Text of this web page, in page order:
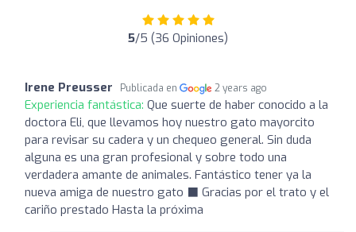
5/5 (36 Opiniones)
Irene Preusser Publicada en 2 years ago
Experiencia fantástica: Que suerte de haber conocido a la
doctora Eli, que llevamos hoy nuestro gato mayorcito
para revisar su cadera y un chequeo general. Sin duda
alguna es una gran profesional y sobre todo una
verdadera amante de animales. Fantástico tener ya la
nueva amiga de nuestro gato ‍⬛ Gracias por el trato y el
cariño prestado Hasta la próxima